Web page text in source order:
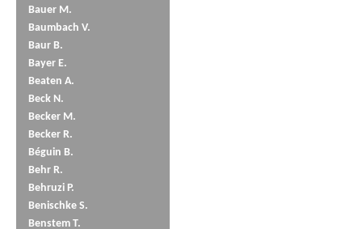
Bauer M.
Baumbach V.
Baur B.
Bayer E.
Beaten A.
Beck N.
Becker M.
Becker R.
Béguin B.
Behr R.
Behruzi P.
Benischke S.
Benstem T.